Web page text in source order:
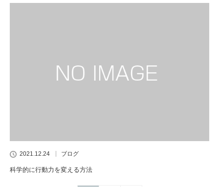
2021.12.24 ブログ
科学的に行動力を変える方法